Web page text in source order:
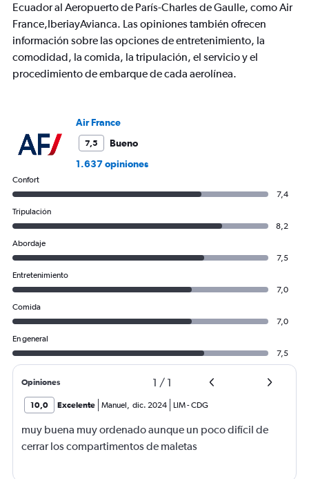
1
Y
axis
displaying
Range:
Ecuador al Aeropuerto de París-Charles de Gaulle, como Air
France,IberiayAvianca. Las opiniones también ofrecen
información sobre las opciones de entretenimiento, la
comodidad, la comida, la tripulación, el servicio y el
procedimiento de embarque de cada aerolínea.
Air France
7,5
Bueno
1.637 opiniones
Confort
7,4
Tripulación
8,2
Abordaje
7,5
Entretenimiento
7,0
Comida
7,0
En general
7,5
Opiniones 1 / 1
10,0 Excelente Manuel, dic. 2024 LIM-CDG
muy buena muy ordenado aunque un poco difícil de
cerrar los compartimentos de maletas